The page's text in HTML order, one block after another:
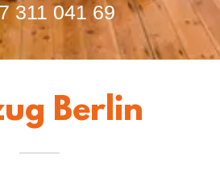
311 041 69
Berlin